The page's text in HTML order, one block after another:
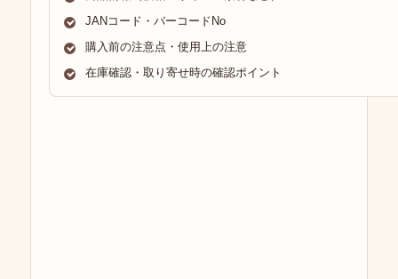
JANコード・バーコードNo
購入前の注意点・使用上の注意
在庫確認・取り寄せ時の確認ポイント